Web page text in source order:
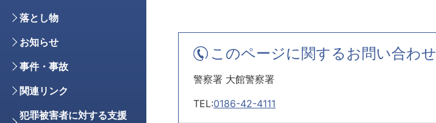
このページに関するお問い合わせ
警察署 大館警察署
TEL:0186-42-4111
落とし物
お知らせ
事件・事故
関連リンク
犯罪被害者に対する支援